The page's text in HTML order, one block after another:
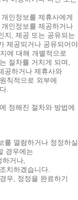
인정보를 제휴사에게
인정보를 제공하거나
지, 제공 또는 공유되는
제공되거나 공유되어야
에 대해 개별적으로
절차를 거치게 되며,
공하거나 제휴사와
칙적으로 외부에
.
정해진 절차와 방법에
를 열람하거나 정정하실
경우에는
하거나,
치하겠습니다.
우, 정정을 완료하기